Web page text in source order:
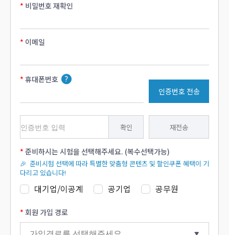
비밀번호 재확인
이메일
휴대폰번호
인증번호 전송
확인 재전송
준비하시는 시험을 선택해주세요. (복수선택가능)
🎉 준비시험 선택에 따라 특별한 맞춤형 콘텐츠 및 할인쿠폰 혜택이 기
다리고 있습니다!
대기업/이공계 공기업 공무원
회원 가입 경로